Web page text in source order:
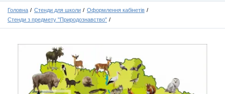
Головна Стенди для школи
Оформлення кабінетів
Стенди з предмету "Природознавство"